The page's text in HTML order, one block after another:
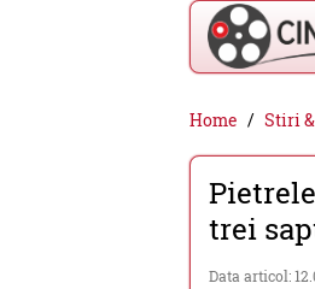
Cinema
Suceava
-
filme
cinema,
Home Stiri
trei
Data articol: